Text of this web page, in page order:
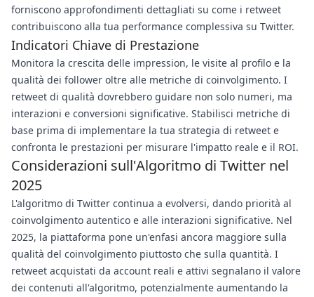
forniscono approfondimenti dettagliati su come i retweet
contribuiscono alla tua performance complessiva su Twitter.
Indicatori Chiave di Prestazione
Monitora la crescita delle impression, le visite al profilo e la
qualità dei follower oltre alle metriche di coinvolgimento. I
retweet di qualità dovrebbero guidare non solo numeri, ma
interazioni e conversioni significative. Stabilisci metriche di
base prima di implementare la tua strategia di retweet e
confronta le prestazioni per misurare l'impatto reale e il ROI.
Considerazioni sull'Algoritmo di Twitter nel
2025
L'algoritmo di Twitter continua a evolversi, dando priorità al
coinvolgimento autentico e alle interazioni significative. Nel
2025, la piattaforma pone un'enfasi ancora maggiore sulla
qualità del coinvolgimento piuttosto che sulla quantità. I
retweet acquistati da account reali e attivi segnalano il valore
dei contenuti all'algoritmo, potenzialmente aumentando la